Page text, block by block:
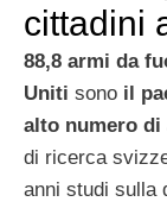
cittadini
88,8 armi da
Uniti sono il
alto numero
di ricerca
anni studi sulla